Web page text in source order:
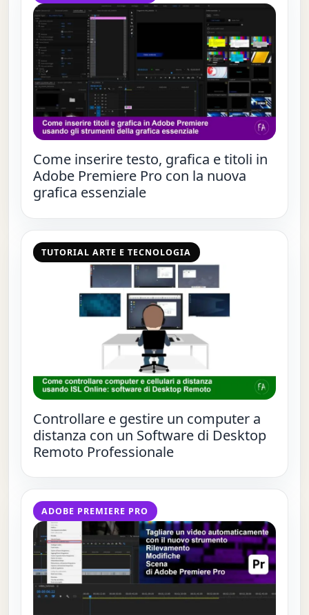
Come inserire testo, grafica e titoli in
Adobe Premiere Pro con la nuova
grafica essenziale
TUTORIAL ARTE E TECNOLOGIA
Controllare e gestire un computer a
distanza con un Software di Desktop
Remoto Professionale
ADOBE PREMIERE PRO